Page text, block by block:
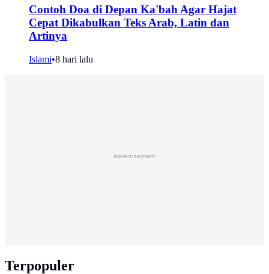
Contoh Doa di Depan Ka'bah Agar Hajat
Cepat Dikabulkan Teks Arab, Latin dan
Artinya
Islami•8 hari lalu
Advertisement
Terpopuler